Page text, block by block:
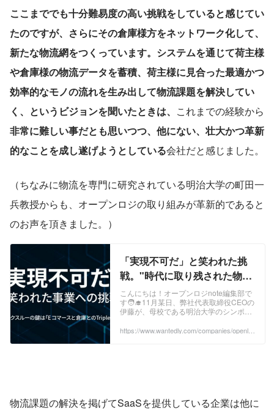
ここまででも十分難易度の高い挑戦をしていると感じてい
たのですが、さらにその倉庫様方をネットワーク化して、
新たな物流網をつくっています。システムを通じて荷主様
や倉庫様の物流データを蓄積、荷主様に見合った最適かつ
効率的なモノの流れを生み出して物流課題を解決してい
く、というビジョンを聞いたときは、 これまでの経験から
非常に難しい事だとも思いつつ、他にない、壮大かつ革新
的なことを成し遂げようとしている会社だと感じました。
（ちなみに物流を専門に研究されている明治大学の町田一
兵教授からも、オープンロジの取り組みが革新的であると
のお声を頂きました。）
「実現不可だ」と笑われた挑
戦。"時代に取り残された物流
業界"にTechnologyで変革を
挑むオープンロジ | オープンロ
ジの事業
こんにちは！オープンロジnote編集部で
す🧑‍🎓11月某日、弊社代表取締役CEOの
伊藤が、母校である明治大学のシンポジ
のテーマは「流通を取り巻くプラットフ
https://www.wantedly.com/companies/openlo
物流課題の解決を掲げてSaaSを提供している企業は他に